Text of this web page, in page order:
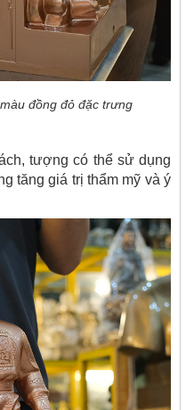
đồng đỏ đặc trưng
tượng có thể sử dụng
tăng giá trị thẩm mỹ và ý